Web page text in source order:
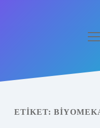
Yasal Uyarı
ETIKET: